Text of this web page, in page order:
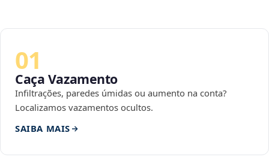
01
Caça Vazamento
Infiltrações, paredes úmidas ou aumento na conta?
Localizamos vazamentos ocultos.
SAIBA MAIS